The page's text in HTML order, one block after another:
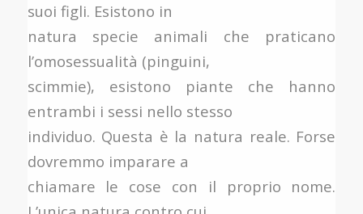
suoi figli. Esistono in
natura specie animali che praticano
l’omosessualità (pinguini,
scimmie), esistono piante che hanno
entrambi i sessi nello stesso
individuo. Questa è la natura reale. Forse
dovremmo imparare a
chiamare le cose con il proprio nome.